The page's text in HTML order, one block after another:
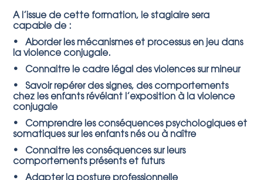
A l’issue de cette formation, le stagiaire sera
capable de :
• Aborder les mécanismes et processus en jeu dans
la violence conjugale.
• Connaitre le cadre légal des violences sur mineur
• Savoir repérer des signes, des comportements
chez les enfants révélant l’exposition à la violence
conjugale
• Comprendre les conséquences psychologiques et
somatiques sur les enfants nés ou à naître
• Connaitre les conséquences sur leurs
comportements présents et futurs